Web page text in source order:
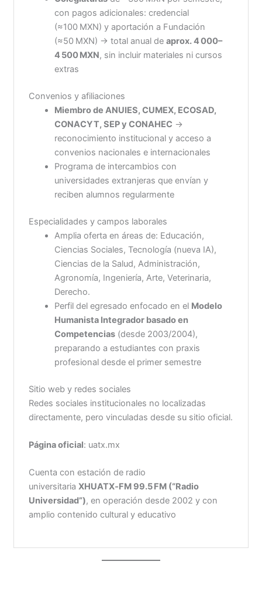
con pagos adicionales: credencial
(≈100 MXN) y aportación a Fundación
(≈50 MXN) → total anual de aprox. 4 000–
4 500 MXN, sin incluir materiales ni cursos
extras
Convenios y afiliaciones
Miembro de ANUIES, CUMEX, ECOSAD,
CONACYT, SEP y CONAHEC →
reconocimiento institucional y acceso a
convenios nacionales e internacionales
Programa de intercambios con
universidades extranjeras que envían y
reciben alumnos regularmente
Especialidades y campos laborales
Amplia oferta en áreas de: Educación,
Ciencias Sociales, Tecnología (nueva IA),
Ciencias de la Salud, Administración,
Agronomía, Ingeniería, Arte, Veterinaria,
Derecho.
Perfil del egresado enfocado en el Modelo
Humanista Integrador basado en
Competencias(desde 2003/2004),
preparando a estudiantes con praxis
profesional desde el primer semestre
Sitio web y redes sociales
Redes sociales institucionales no localizadas
directamente, pero vinculadas desde su sitio oficial.
Página oficial: uatx.mx
Cuenta con estación de radio
universitaria XHUATX‑FM 99.5 FM (“Radio
Universidad”), en operación desde 2002 y con
amplio contenido cultural y educativo